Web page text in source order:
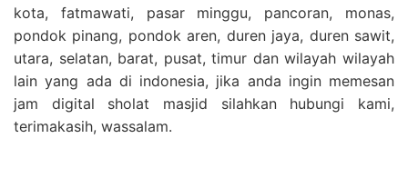
kota, fatmawati, pasar minggu, pancoran, monas,
pondok pinang, pondok aren, duren jaya, duren sawit,
utara, selatan, barat, pusat, timur dan wilayah wilayah
lain yang ada di indonesia, jika anda ingin memesan
jam digital sholat masjid silahkan hubungi kami,
terimakasih, wassalam.